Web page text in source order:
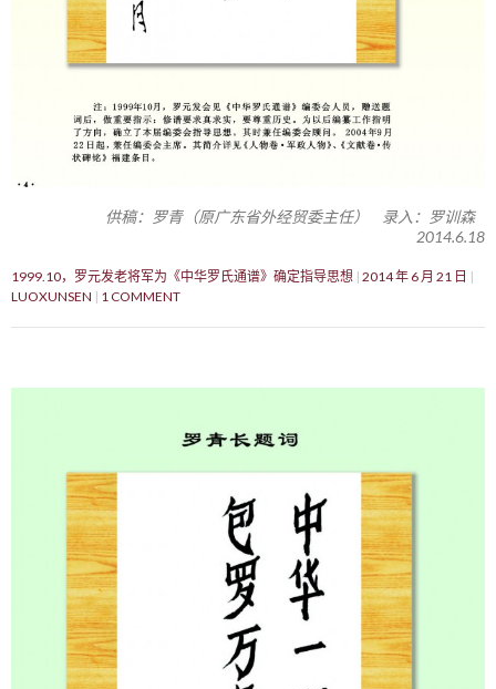
供稿：罗青（原广东省外经贸委主任） 录入：罗训森
2014.6.18
1999.10，罗元发老将军为《中华罗氏通谱》确定指导思想 2014 年 6 月 21 日
LUOXUNSEN
1 COMMENT